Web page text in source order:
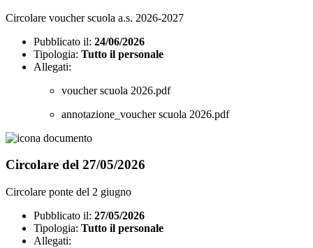
Circolare voucher scuola a.s. 2026-2027
Pubblicato il: 24/06/2026
Tipologia: Tutto il personale
Allegati:
voucher scuola 2026.pdf
annotazione_voucher scuola 2026.pdf
Circolare del 27/05/2026
Circolare ponte del 2 giugno
Pubblicato il: 27/05/2026
Tipologia: Tutto il personale
Allegati: